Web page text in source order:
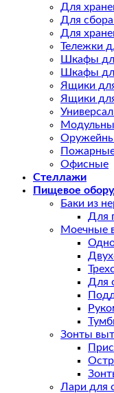
Для
Для
Для
Тележки
Шкафы
Шкафы
Ящики
Ящики
Офисные
Стеллажи
Пищевое
Баки из
Для
Моечные
Для
Зонты
Лари для